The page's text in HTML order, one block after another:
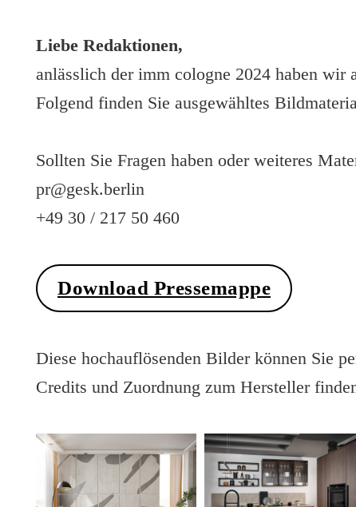
Liebe Redaktionen,
anlässlich der imm cologne 2024 haben
Folgend finden Sie ausgewähltes
Sollten Sie Fragen haben oder weiteres
pr@gesk.berlin
+49 30 / 217 50 460
Download Pressemappe
Diese hochauflösenden Bilder können Sie
Credits und Zuordnung zum Hersteller